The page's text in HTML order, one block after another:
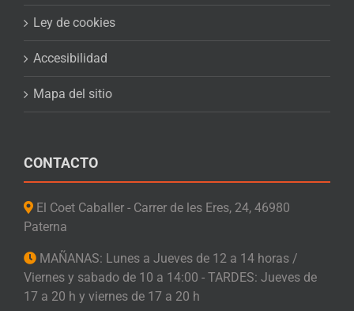
Ley de cookies
Accesibilidad
Mapa del sitio
CONTACTO
El Coet Caballer - Carrer de les Eres, 24, 46980
Paterna
MAÑANAS: Lunes a Jueves de 12 a 14 horas /
Viernes y sabado de 10 a 14:00 - TARDES: Jueves de
17 a 20 h y viernes de 17 a 20 h